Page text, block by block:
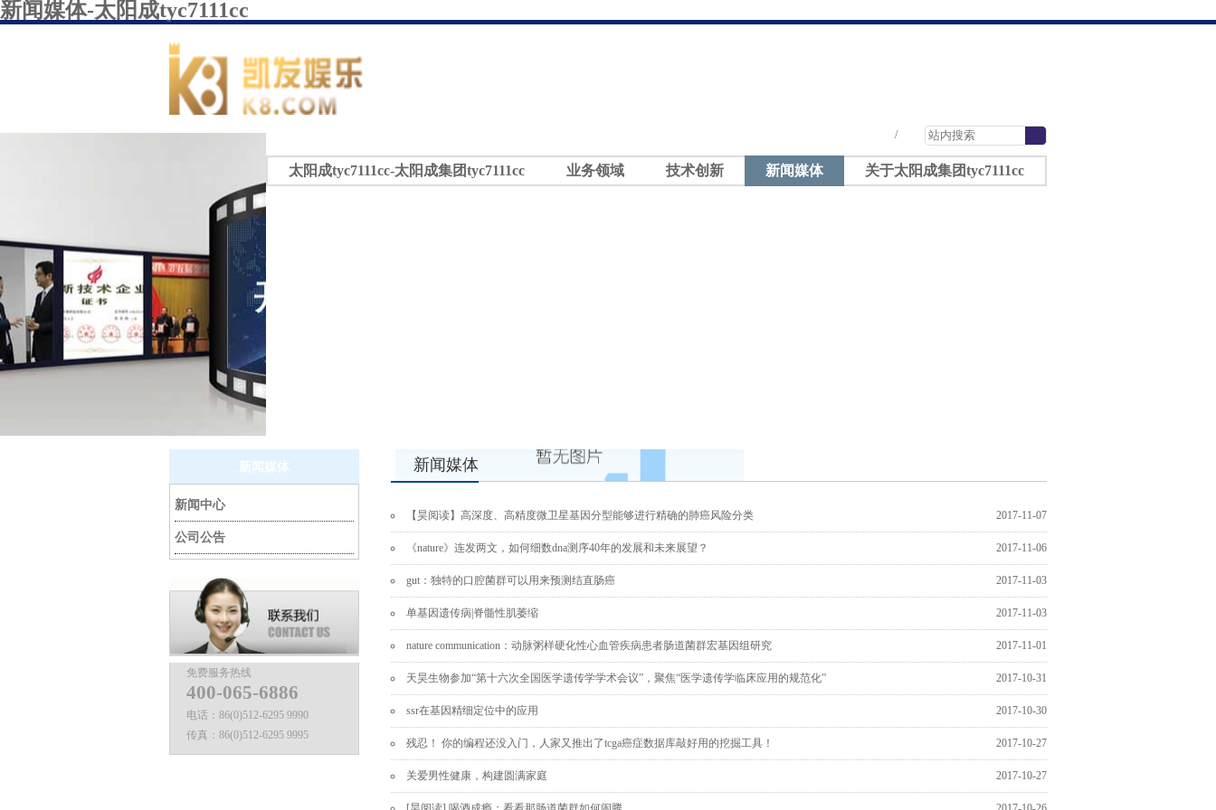
新闻媒体-太阳成tyc7111cc
/
太阳成tyc7111cc-太阳成集团tyc7111cc 业务领域 技术创新 新闻媒体 关于太阳成集团tyc7111cc
新闻媒体
新闻中心
公司公告
免费服务热线
400-065-6886
电话： 86(0)512-6295 9990
传真： 86(0)512-6295 9995
新闻媒体
【昊阅读】高深度、高精度微卫星基因分型能够进行精确的肺癌风险分类 2017-11-07
《nature》连发两文，如何细数dna测序40年的发展和未来展望？ 2017-11-06
gut：独特的口腔菌群可以用来预测结直肠癌 2017-11-03
单基因遗传病|脊髓性肌萎缩 2017-11-03
nature communication：动脉粥样硬化性心血管疾病患者肠道菌群宏基因组研究 2017-11-01
天昊生物参加“第十六次全国医学遗传学学术会议”，聚焦“医学遗传学临床应用的规范化” 2017-10-31
ssr在基因精细定位中的应用 2017-10-30
残忍！ 你的编程还没入门，人家又推出了tcga癌症数据库敲好用的挖掘工具！ 2017-10-27
关爱男性健康，构建圆满家庭 2017-10-27